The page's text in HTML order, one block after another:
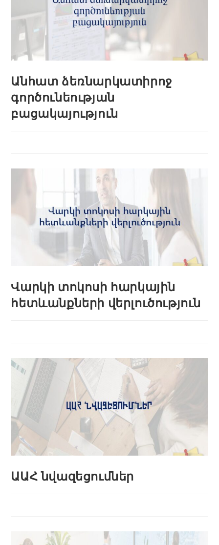
Անհատ ձեռնարկատիրոջ
գործունեության
բացակայություն
Վարկի տոկոսի հարկային
հետևանքների վերլուծություն
ԱԱՀ նվազեցումներ